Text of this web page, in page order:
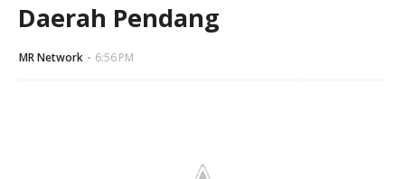
Daerah Pendang
MR Network 6:56 PM